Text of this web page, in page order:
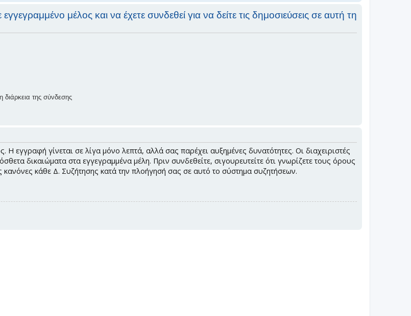
μέλος και να έχετε συνδεθεί για να δείτε τις δημοσιεύσεις σε αυτή τη
της σύνδεσης
Η εγγραφή γίνεται σε λίγα μόνο λεπτά, αλλά σας παρέχει αυξημένες δυνατότητες. Οι διαχειριστές
δικαιώματα στα εγγεγραμμένα μέλη. Πριν συνδεθείτε, σιγουρευτείτε ότι γνωρίζετε τους όρους
κανόνες κάθε Δ. Συζήτησης κατά την πλοήγησή σας σε αυτό το σύστημα συζητήσεων.